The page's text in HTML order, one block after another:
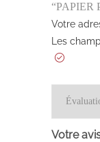
“PAPIER
Votre
Les
Votre